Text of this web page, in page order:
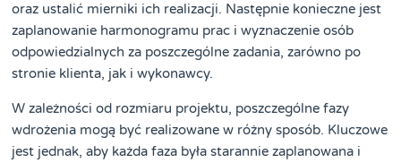
oraz ustalić mierniki ich realizacji. Następnie konieczne jest
zaplanowanie harmonogramu prac i wyznaczenie osób
odpowiedzialnych za poszczególne zadania, zarówno po
stronie klienta, jak i wykonawcy.
W zależności od rozmiaru projektu, poszczególne fazy
wdrożenia mogą być realizowane w różny sposób. Kluczowe
jest jednak, aby każda faza była starannie zaplanowana i